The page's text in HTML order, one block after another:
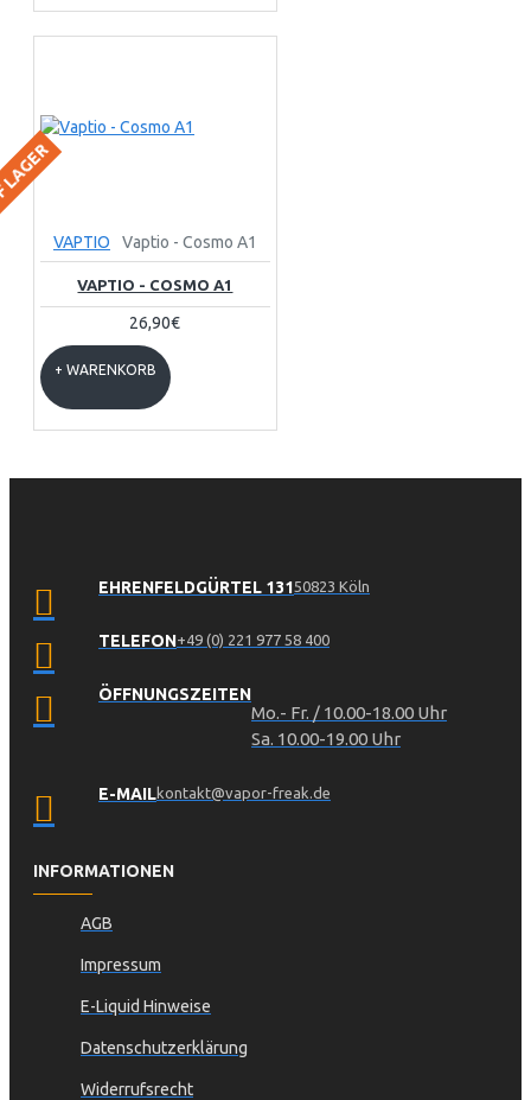
VAPTIO Vaptio - Cosmo A1
VAPTIO - COSMO A1
26,90€
+ WARENKORB
EHRENFELDGÜRTEL 13150823 Köln
TELEFON+49 (0) 221 977 58 400
ÖFFNUNGSZEITEN
Mo.- Fr. / 10.00-18.00 Uhr
Sa. 10.00-19.00 Uhr
E-MAILkontakt@vapor-freak.de
INFORMATIONEN
AGB
Impressum
E-Liquid Hinweise
Datenschutzerklärung
Widerrufsrecht